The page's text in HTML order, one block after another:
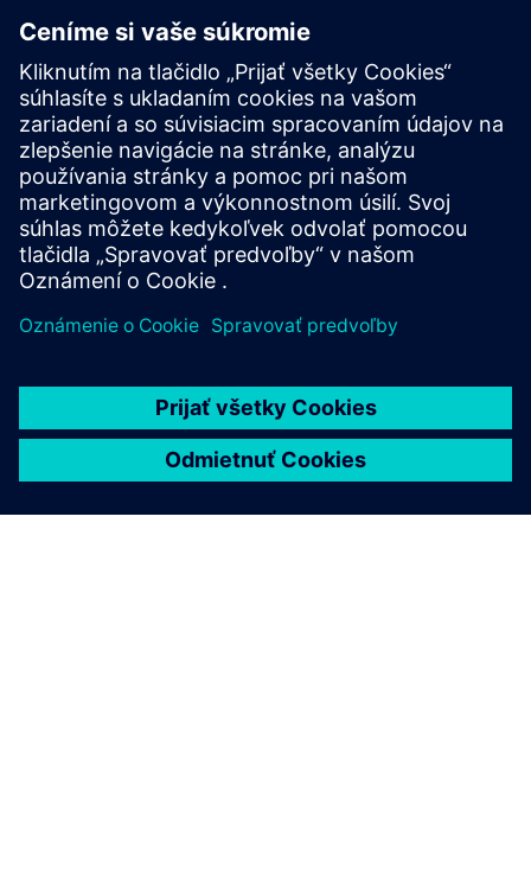
Stiahnutie firmvéru
Certifikáty
Environmentálne vyhlásenie o výrobku (EPD)